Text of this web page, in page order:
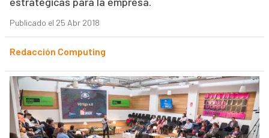
Publicado el 25 Abr 2018
Redacción Computing